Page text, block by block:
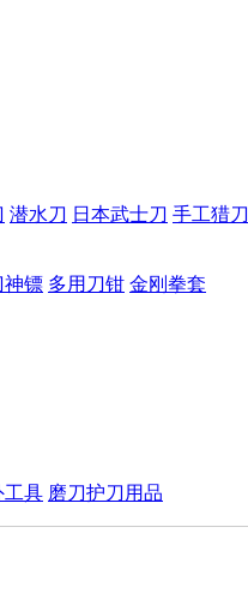
潜水刀 日本武士刀 手工猎刀
神镖 多用刀钳 金刚拳套
工具 磨刀护刀用品